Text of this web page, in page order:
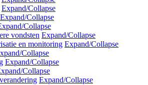
Expand/Collapse
Expand/Collapse
Collapse
vondsten Expand/Collapse
en monitoring Expand/Collapse
Collapse
Expand/Collapse
Collapse
Expand/Collapse